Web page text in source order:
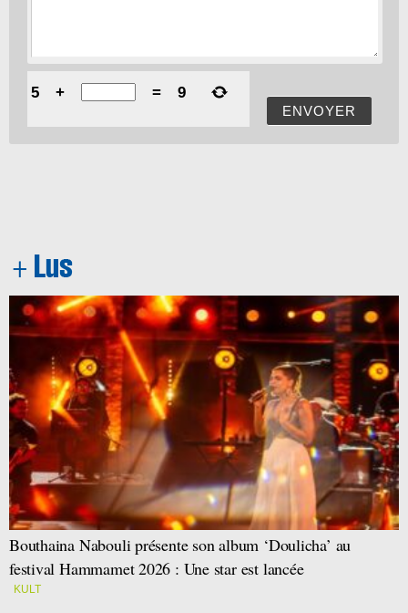
ENVOYER
5 + = 9
Bouthaina Nabouli présente son album ‘Doulicha’ au
festival Hammamet 2026 : Une star est lancée
KULT